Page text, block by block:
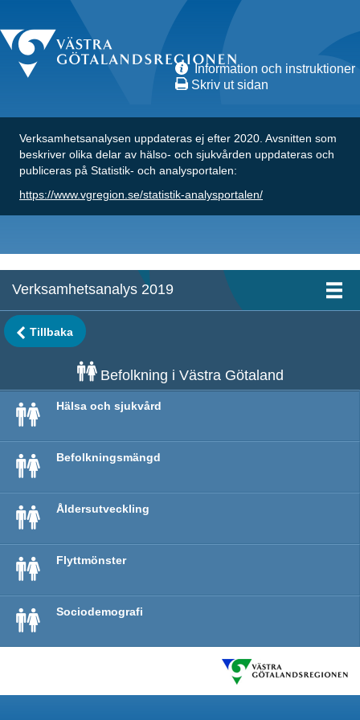
Information och instruktioner
Skriv ut sidan
Verksamhetsanalysen uppdateras ej efter 2020. Avsnitten som
beskriver olika delar av hälso- och sjukvården uppdateras och
publiceras på Statistik- och analysportalen:
https://www.vgregion.se/statistik-analysportalen/
Verksamhetsanalys 2019
Tillbaka
Befolkning i Västra Götaland
Hälsa och sjukvård
Befolkningsmängd
Åldersutveckling
Flyttmönster
Sociodemografi